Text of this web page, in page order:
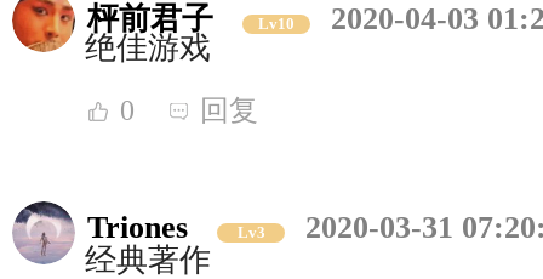
枰前君子 Lv10
2020-04-03
绝佳游戏
0 回复
Triones Lv3
2020-03-31
经典著作